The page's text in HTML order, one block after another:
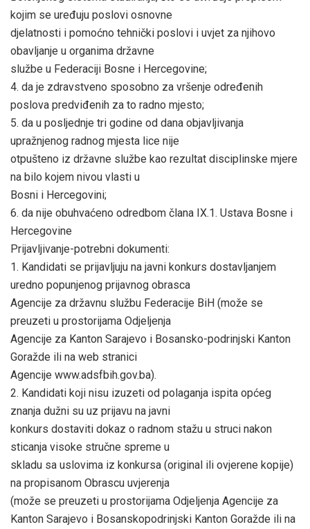
kojim se uređuju poslovi osnovne
djelatnosti i pomoćno tehnički poslovi i uvjet za njihovo
obavljanje u organima državne
službe u Federaciji Bosne i Hercegovine;
4. da je zdravstveno sposobno za vršenje određenih
poslova predviđenih za to radno mjesto;
5. da u posljednje tri godine od dana objavljivanja
upražnjenog radnog mjesta lice nije
otpušteno iz državne službe kao rezultat disciplinske mjere
na bilo kojem nivou vlasti u
Bosni i Hercegovini;
6. da nije obuhvaćeno odredbom člana IX.1. Ustava Bosne i
Hercegovine
Prijavljivanje-potrebni dokumenti:
1. Kandidati se prijavljuju na javni konkurs dostavljanjem
uredno popunjenog prijavnog obrasca
Agencije za državnu službu Federacije BiH (može se
preuzeti u prostorijama Odjeljenja
Agencije za Kanton Sarajevo i Bosansko-podrinjski Kanton
Goražde ili na web stranici
Agencije www.adsfbih.gov.ba).
2. Kandidati koji nisu izuzeti od polaganja ispita općeg
znanja dužni su uz prijavu na javni
konkurs dostaviti dokaz o radnom stažu u struci nakon
sticanja visoke stručne spreme u
skladu sa uslovima iz konkursa (original ili ovjerene kopije)
na propisanom Obrascu uvjerenja
(može se preuzeti u prostorijama Odjeljenja Agencije za
Kanton Sarajevo i Bosanskopodrinjski Kanton Goražde ili na